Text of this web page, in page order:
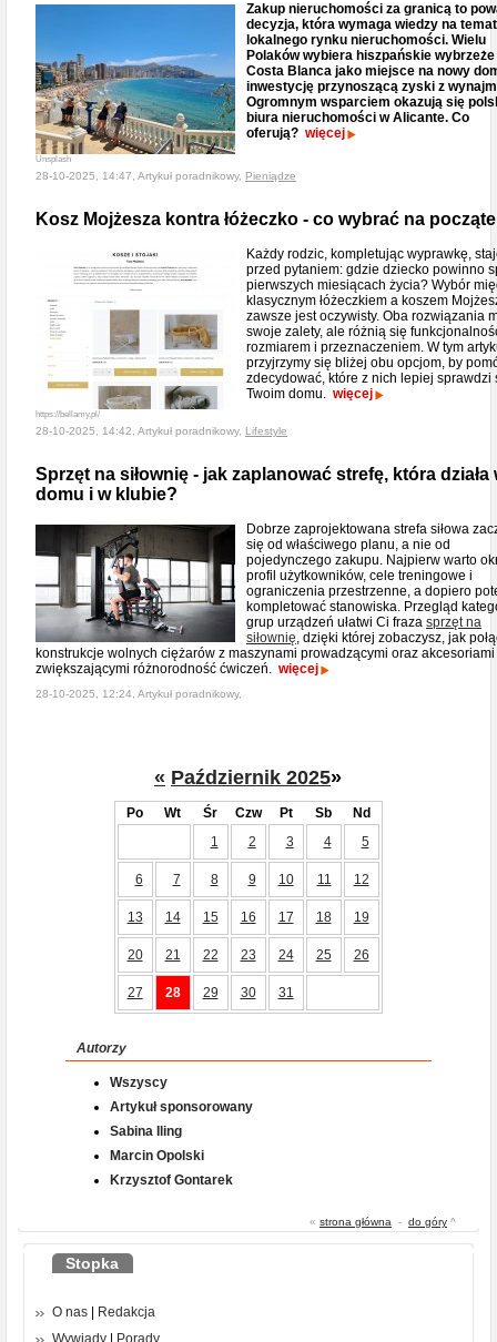
Unsplash
Zakup nieruchomości za granicą to
decyzja, która wymaga wiedzy na temat
lokalnego rynku nieruchomości. Wielu
Polaków wybiera hiszpańskie wybrzeże
Costa Blanca jako miejsce na nowy
inwestycję przynoszącą zyski z
Ogromnym wsparciem okazują się
biura nieruchomości w Alicante. Co
oferują? więcej
28-10-2025, 14:47, Artykuł poradnikowy, Pieniądze
Kosz Mojżesza kontra łóżeczko - co wybrać na
https://bellamy.pl/
Każdy rodzic, kompletując wyprawkę,
przed pytaniem: gdzie dziecko powinno
pierwszych miesiącach życia? Wybór
klasycznym łóżeczkiem a koszem
zawsze jest oczywisty. Oba rozwiązania
swoje zalety, ale różnią się
rozmiarem i przeznaczeniem. W tym
przyjrzymy się bliżej obu opcjom, by
zdecydować, które z nich lepiej sprawdzi
Twoim domu. więcej
28-10-2025, 14:42, Artykuł poradnikowy, Lifestyle
Sprzęt na siłownię - jak zaplanować strefę, która działa
domu i w klubie?
Dobrze zaprojektowana strefa siłowa
się od właściwego planu, a nie od
pojedynczego zakupu. Najpierw warto
profil użytkowników, cele treningowe i
ograniczenia przestrzenne, a dopiero
kompletować stanowiska. Przegląd
grup urządzeń ułatwi Ci fraza sprzęt na
siłownię, dzięki której zobaczysz, jak
konstrukcje wolnych ciężarów z maszynami prowadzącymi oraz akcesoriami
zwiększającymi różnorodność ćwiczeń. więcej
28-10-2025, 12:24, Artykuł poradnikowy,
« Październik 2025»
Po Wt Śr Czw Pt Sb
Nd
1
2 3 4 5
6 7 8 9 10 11 12
13 14 15 16 17 18 19
20 21 22 23 24 25 26
27 28 29 30 31
Autorzy
Wszyscy
Artykuł sponsorowany
Sabina Iling
Marcin Opolski
Krzysztof Gontarek
« strona główna - do góry ^
Stopka
O nas
Redakcja
Wywiady
Porady